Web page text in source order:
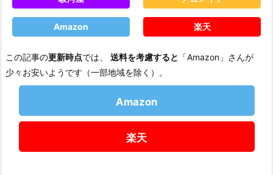
Amazon 楽天
この記事の更新時点では、 送料を考慮すると 「Amazon」さんが
少々お安いようです（一部地域を除く）。
Amazon
楽天